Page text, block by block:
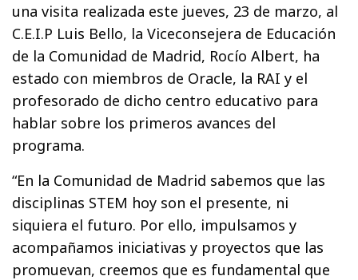
una visita realizada este jueves, 23 de marzo, al
C.E.I.P Luis Bello, la Viceconsejera de Educación
de la Comunidad de Madrid, Rocío Albert, ha
estado con miembros de Oracle, la RAI y el
profesorado de dicho centro educativo para
hablar sobre los primeros avances del
programa.
“En la Comunidad de Madrid sabemos que las
disciplinas STEM hoy son el presente, ni
siquiera el futuro. Por ello, impulsamos y
acompañamos iniciativas y proyectos que las
promuevan, creemos que es fundamental que